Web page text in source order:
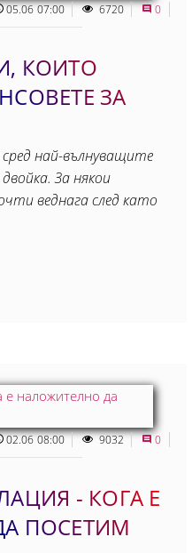
05.06 07:00 6720 0
КОИТО
ЗА
най-вълнуващите
За някои
веднага след като
02.06 08:00 9032 0
- КОГА Е
ПОСЕТИМ